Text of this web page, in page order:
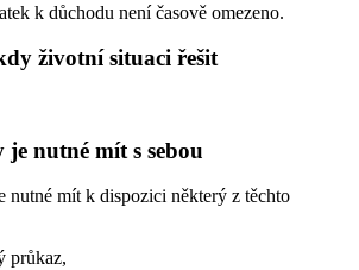
k důchodu není časově omezeno.
životní situaci řešit
nutné mít s sebou
nutné mít k dispozici některý z těchto
průkaz,